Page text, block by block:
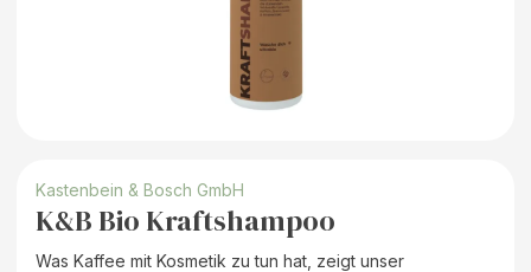
Kastenbein & Bosch GmbH
K&B Bio Kraftshampoo
Was Kaffee mit Kosmetik zu tun hat, zeigt unser